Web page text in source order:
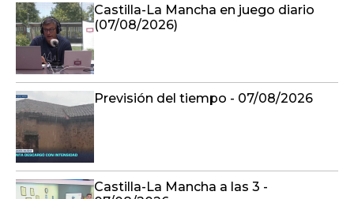
Castilla-La Mancha en juego diario
(07/08/2026)
Previsión del tiempo - 07/08/2026
Castilla-La Mancha a las 3 -